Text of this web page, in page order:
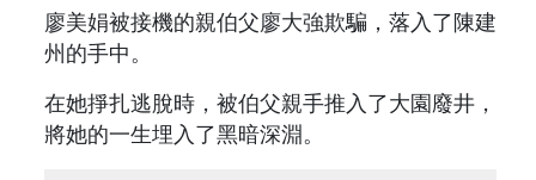
廖美娟被接機的親伯父廖大強欺騙，落入了陳建
州的手中。
在她掙扎逃脫時，被伯父親手推入了大園廢井，
將她的一生埋入了黑暗深淵。